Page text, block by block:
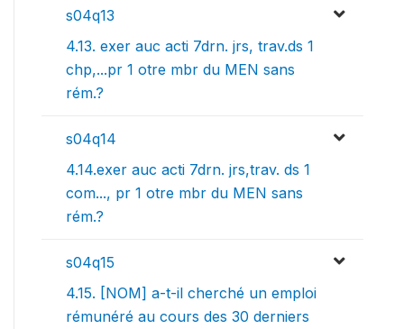
s04q13
4.13. exer auc acti 7drn. jrs, trav.ds 1
chp,...pr 1 otre mbr du MEN sans
rém.?
s04q14
4.14.exer auc acti 7drn. jrs,trav. ds 1
com..., pr 1 otre mbr du MEN sans
rém.?
s04q15
4.15. [NOM] a-t-il cherché un emploi
rémunéré au cours des 30 derniers